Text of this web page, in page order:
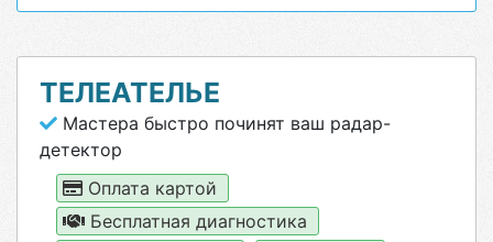
ТЕЛЕАТЕЛЬЕ
Мастера быстро починят ваш радар-
детектор
Оплата картой
Бесплатная диагностика